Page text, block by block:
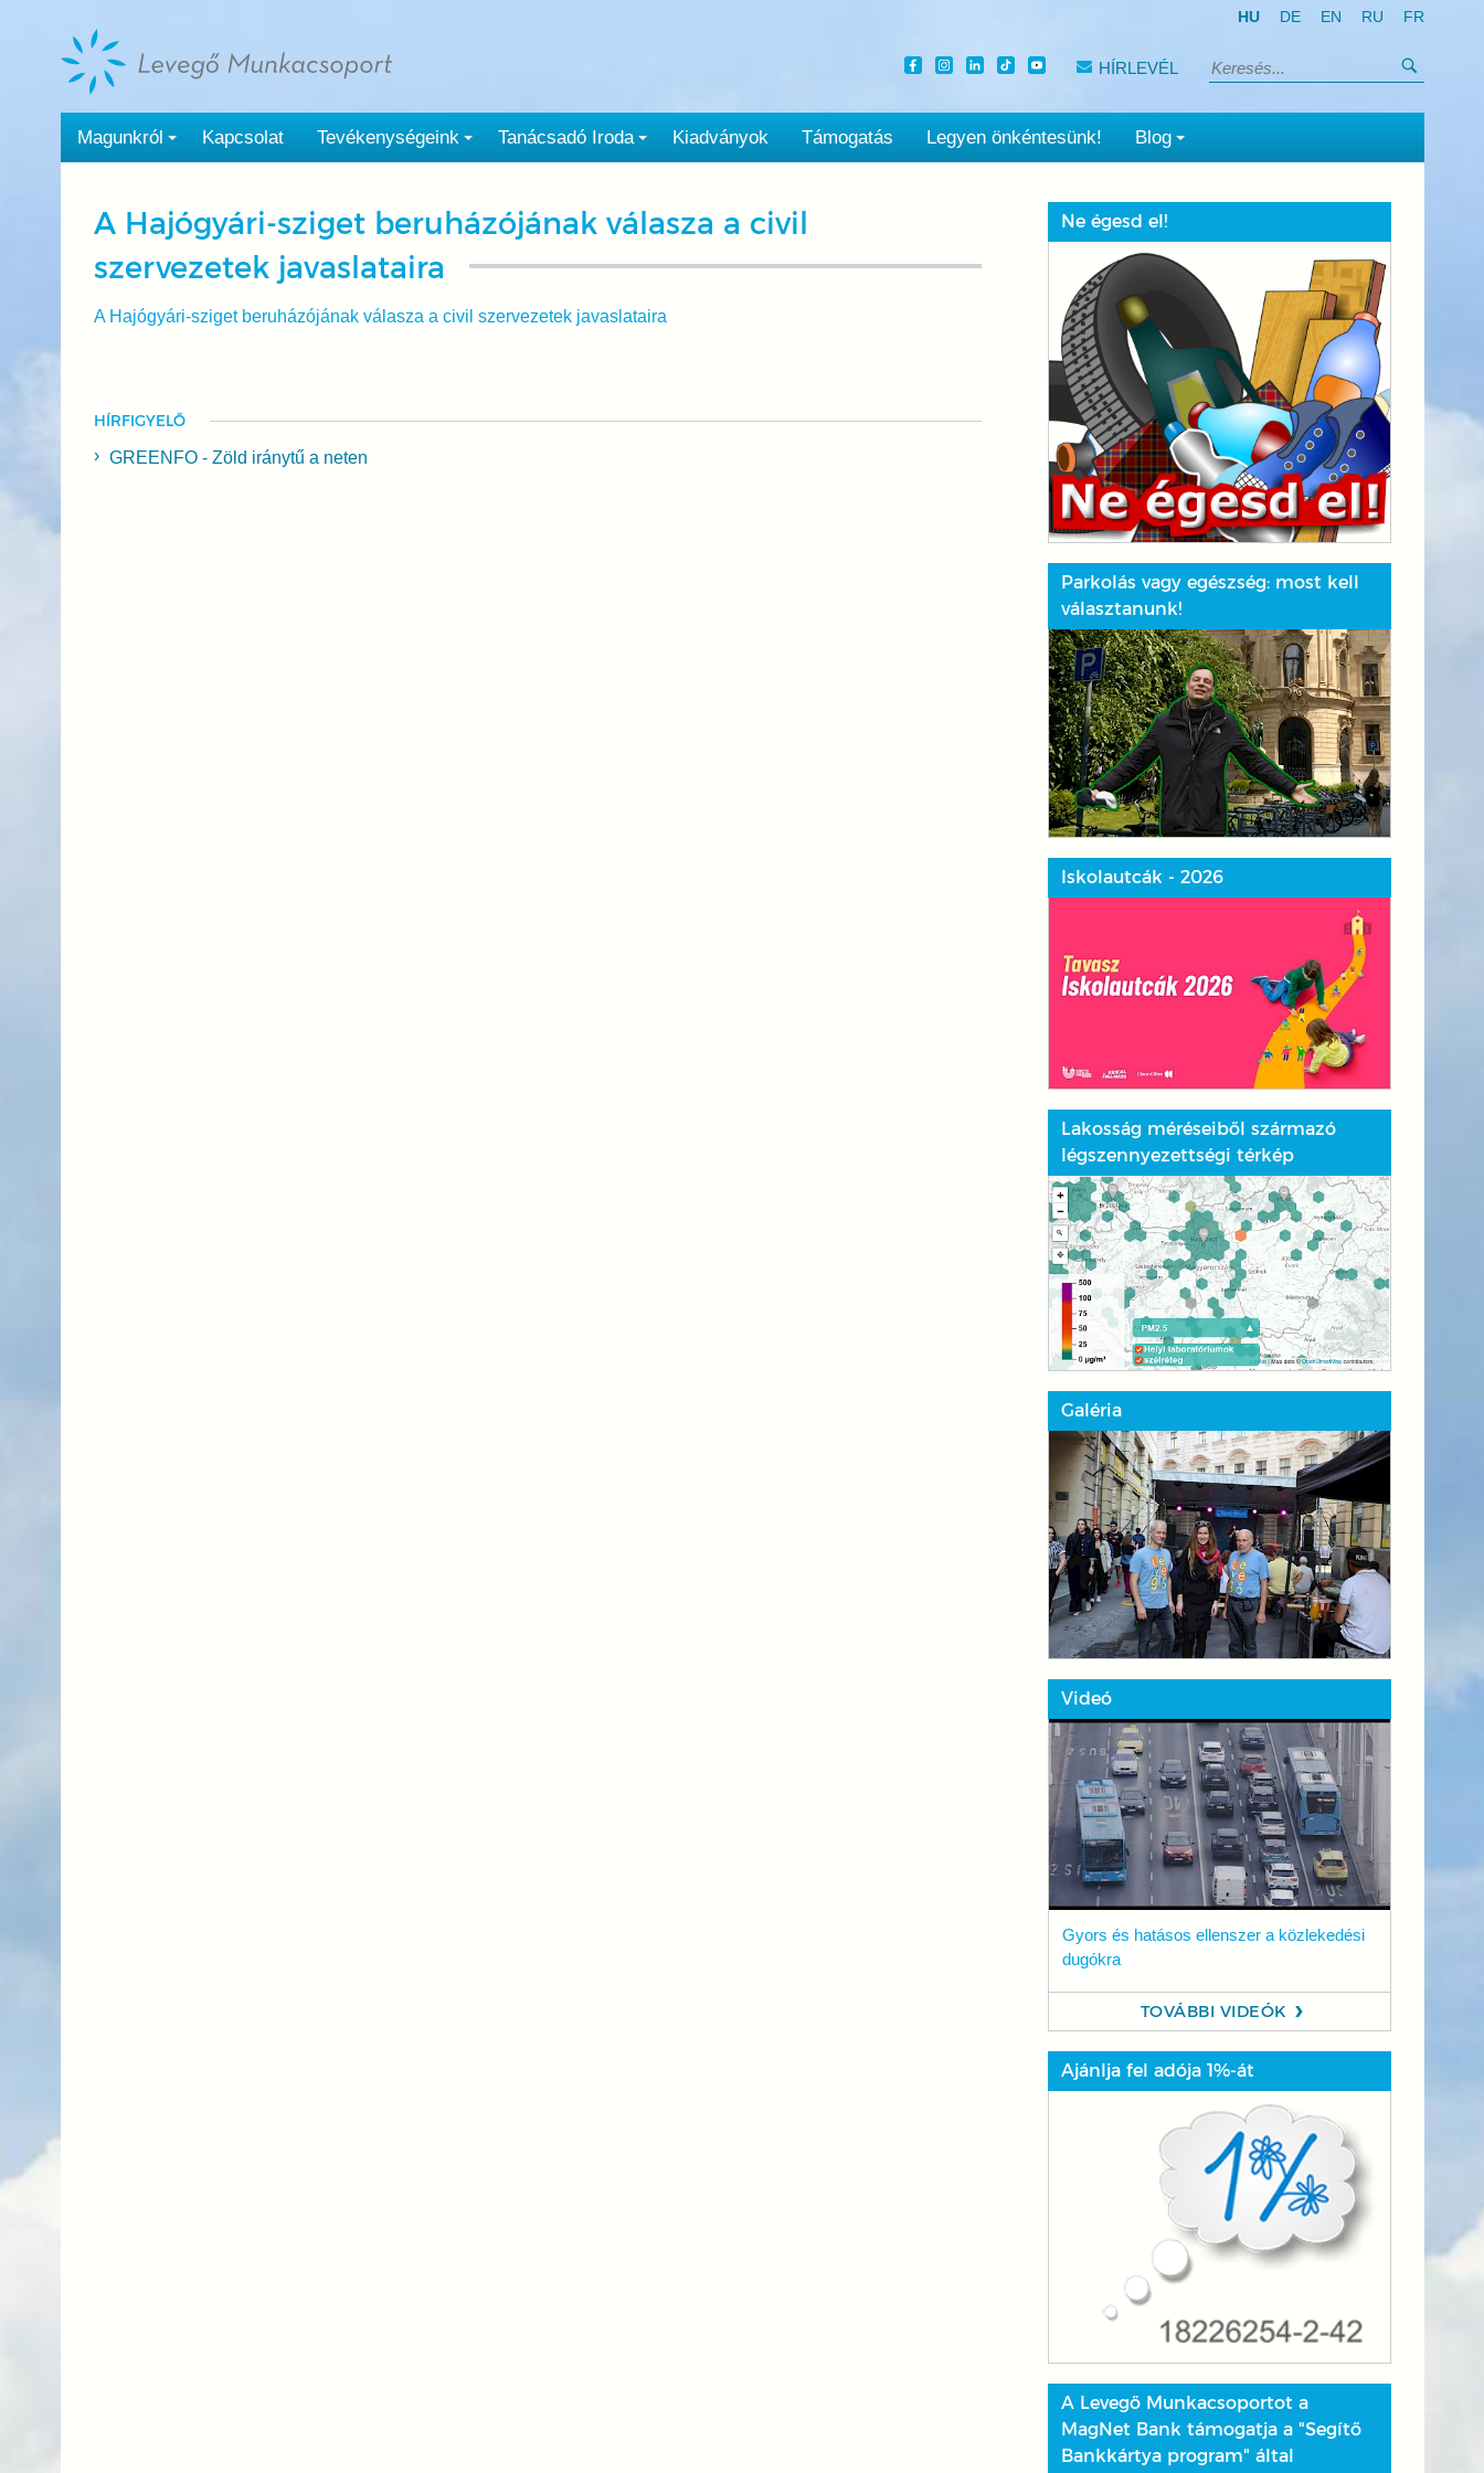
tartalomra
HU DE EN RU FR
HÍRLEVÉL Keresés:
Magunkról Kapcsolat Tevékenységeink Tanácsadó Iroda Kiadványok Támogatás Legyen önkéntesünk! Blog
A Hajógyári-sziget beruházójának válasza a civil
szervezetek javaslataira
A Hajógyári-sziget beruházójának válasza a civil szervezetek javaslataira
HÍRFIGYELŐ
GREENFO - Zöld iránytű a neten
Ne égesd el!
Parkolás vagy egészség: most kell
választanunk!
Iskolautcák - 2026
Lakosság méréseiből származó
légszennyezettségi térkép
Galéria
Videó
Gyors és hatásos ellenszer a közlekedési
dugókra
TOVÁBBI VIDEÓK
Ajánlja fel adója 1%-át
A Levegő Munkacsoportot a
MagNet Bank támogatja a "Segítő
Bankkártya program" által